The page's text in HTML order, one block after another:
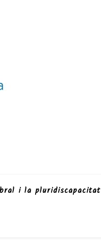
i la pluridiscapacitat